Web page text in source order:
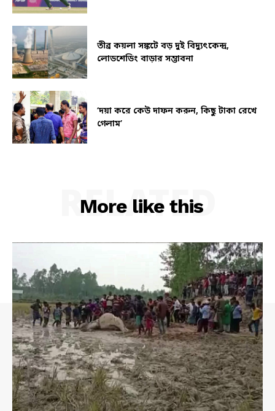
তীব্র কয়লা সঙ্কটে বড় দুই বিদ্যুৎকেন্দ্র,
লোডশেডিং বাড়ার সম্ভাবনা
‘দয়া করে কেউ দাফন করুন, কিছু টাকা রেখে
গেলাম’
More like this
RELATED